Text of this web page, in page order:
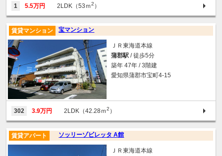
1 5.5万円 2LDK（53ｍ2 ）
宝マンション
賃貸マンション
ＪＲ東海道本線
蒲郡駅 / 徒歩5分
築年 47年 / 3階建
愛知県蒲郡市宝町4-15
302 3.9万円 2LDK（42.28ｍ2 ）
ソッリーゾビレッタ A館
賃貸アパート
ＪＲ東海道本線